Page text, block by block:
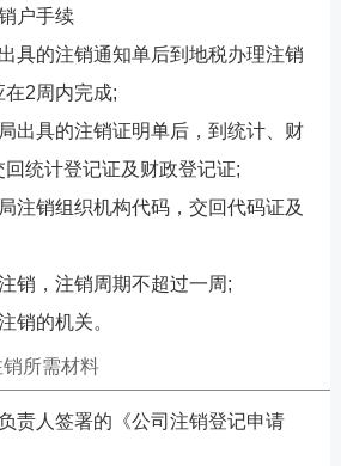
户手续
具的注销通知单后到地税办理注销
2周内完成;
出具的注销证明单后，到统计、财
统计登记证及财政登记证;
注销组织机构代码，交回代码证及
销，注销周期不超过一周;
销的机关。
所需材料
责人签署的《公司注销登记申请